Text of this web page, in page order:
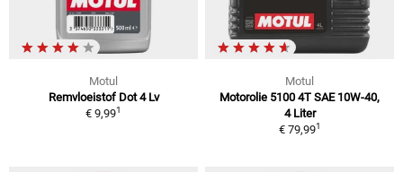
Motul
Remvloeistof Dot 4 Lv
€ 9,991
Motul
Motorolie 5100 4T SAE 10W-40,
4 Liter
€ 79,991